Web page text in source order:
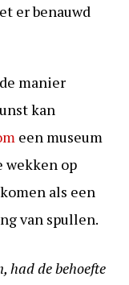
er benauwd
manier
kan
een museum
wekken op
als een
van spullen.
had de behoefte